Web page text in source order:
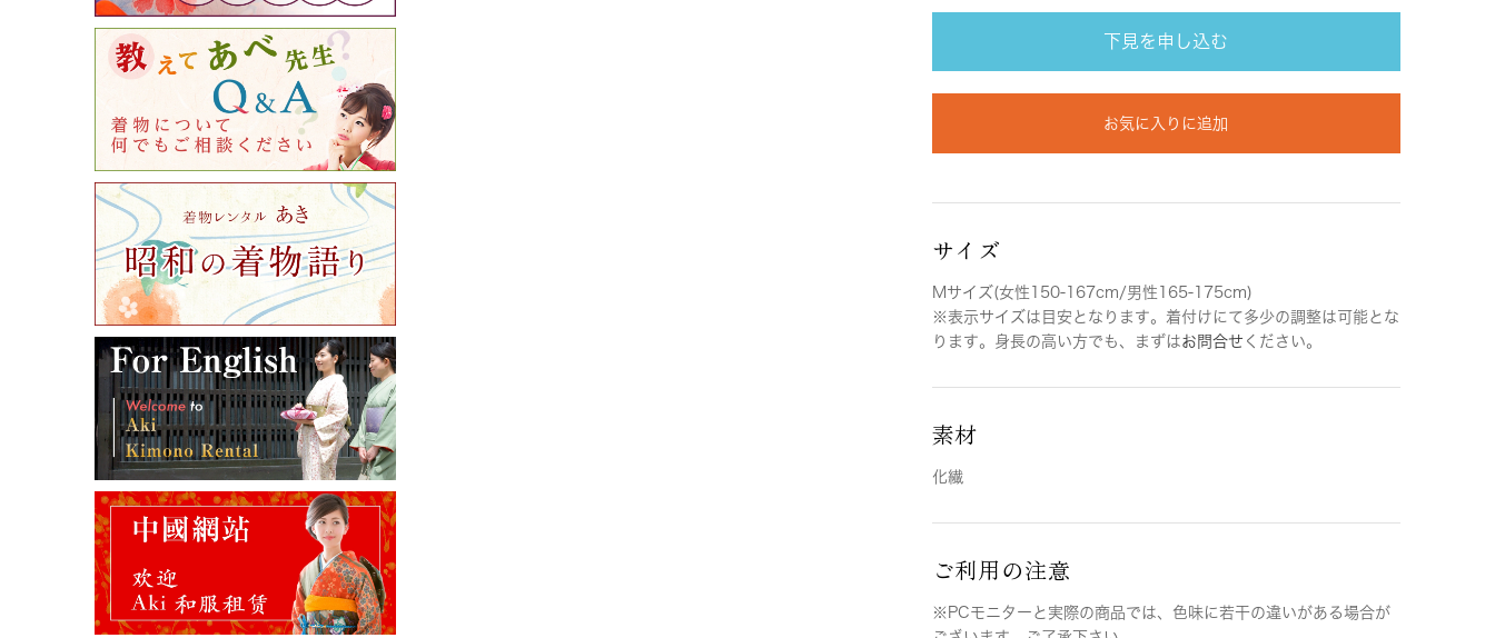
下見を申し込む
お気に入りに追加
サイズ
Mサイズ(女性150-167cm/男性165-175cm)
※表示サイズは目安となります。着付けにて多少の調整は可能とな
ります。身長の高い方でも、まずはお問合せ ください。
素材
化繊
ご利用の注意
※PCモニターと実際の商品では、色味に若干の違いがある場合が